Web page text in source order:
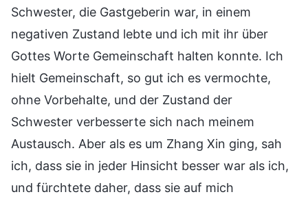
Schwester, die Gastgeberin war, in einem
negativen Zustand lebte und ich mit ihr über
Gottes Worte Gemeinschaft halten konnte. Ich
hielt Gemeinschaft, so gut ich es vermochte,
ohne Vorbehalte, und der Zustand der
Schwester verbesserte sich nach meinem
Austausch. Aber als es um Zhang Xin ging, sah
ich, dass sie in jeder Hinsicht besser war als ich,
und fürchtete daher, dass sie auf mich